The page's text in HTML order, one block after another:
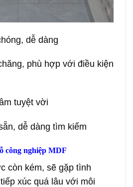
dễ dàng
phù hợp với điều kiện
tuyệt vời
dễ dàng tìm kiếm
công nghiệp MDF
còn kém, sẽ gặp tình
xúc quá lâu với môi